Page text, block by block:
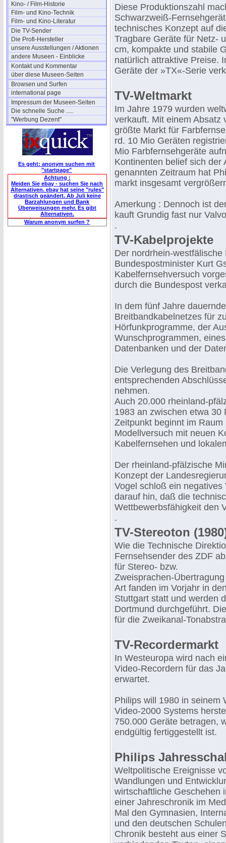
Kino- / Film-Historie
Film- und Kino-Technik
Film- und Kino-Literatur
Die TV-Sender
Die Profi-Hersteller
unsere Ausstellungen / Aktionen
andere Museen - Einblicke
Kontakt und Kommentar
über diese Museen-Seiten
Browsen und Surfen
international page
Impressum der Museen-Seiten
Die schnelle Suche .....
"Werbung Dezent"
Es geht: anonym suchen mit
"startpage"
Achtung :
Meiden Sie ebay - suchen Sie nach
Alternativen. ebay hat seine "rules"
drastisch geändert. Ab Juli keine
Barzahlungen und Bank
Überweisungen mehr. Es gibt
Alternativen.
Warum anonym surfen ?
Diese Produktionszahl
Schwarzweiß-
technisches Konzept auf
Tragbare Geräte für Netz-
cm, kompakte und stabile
natürlich attraktive Preise.
Geräte der »TX«-Serie
TV-Weltmarkt
Im Jahre 1979 wurden
verkauft. Mit einem Absatz
größte Markt für
rd. 10 Mio Geräten
Mio Farbfernsehgeräte
Kontinenten belief sich der
genannten Zeitraum hat
markt insgesamt
Amerkung : Dennoch ist
kauft Grundig fast nur
.
TV-Kabelprojekte
Der nordrhein-
Bundespostminister Kurt
Kabelfernsehversuch
durch die Bundespost
In dem fünf Jahre
Breitbandkabelnetzes für
Hörfunkprogramme, der
Wunschprogrammen,
Datenbanken und der
Die Verlegung des
entsprechenden
nehmen.
Auch 20.000 rheinland-
1983 an zwischen etwa 30
Zeitpunkt beginnt im
Modellversuch mit neuen
Kabelfernsehen und
Der rheinland-pfälzische
Konzept der
Vogel schloß ein
darauf hin, daß die
Wettbewerbsfähigkeit den
.
TV-Stereoton
Wie die Technische
Fernsehsender des ZDF
für Stereo- bzw.
Zweisprachen-
Art fanden im Vorjahr in
Stuttgart statt und werden
Dortmund durchgeführt.
für die Zweikanal-
TV-Recordermarkt
In Westeuropa wird nach
Video-Recordern für das
erwartet.
Philips will 1980 in seinem
Video-2000 Systems
750.000 Geräte betragen,
endgültig fertiggestellt ist.
Philips
Weltpolitische Ereignisse
Wandlungen und
wirtschaftliche Geschehen
einer Jahreschronik im
Mal den Gymnasien,
und den deutschen
Chronik besteht aus einer